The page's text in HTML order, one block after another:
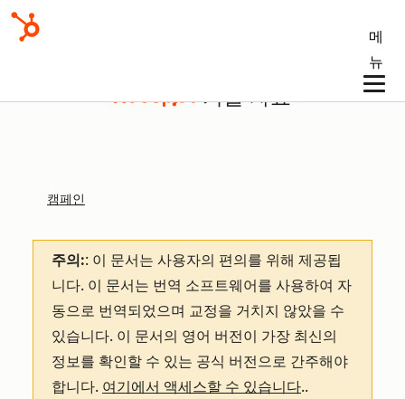
메
뉴
기술 자료
캠페인
주의:: 이 문서는 사용자의 편의를 위해 제공됩
니다. 이 문서는 번역 소프트웨어를 사용하여 자
동으로 번역되었으며 교정을 거치지 않았을 수
있습니다. 이 문서의 영어 버전이 가장 최신의
정보를 확인할 수 있는 공식 버전으로 간주해야
합니다. 여기에서 액세스할 수 있습니다..